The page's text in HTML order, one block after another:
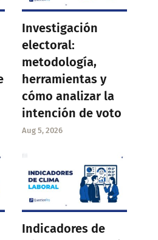
Investigación
electoral:
metodología,
herramientas y
cómo analizar la
intención de voto
Aug 5, 2026
Indicadores de